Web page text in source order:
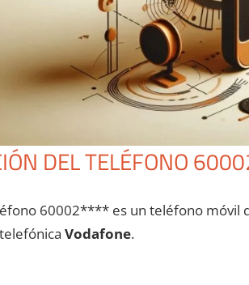
DEL TELÉFONO
60002**** es un teléfono móvil
Vodafone.